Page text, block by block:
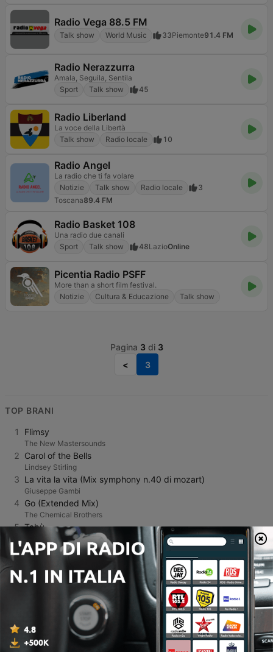
Radio Vega 88.5 FM
Talk show World Music 33Piemonte91.4 FM
Radio Nerazzurra
Amala, Seguila, Sentila
Sport
Talk show 45
Radio Liberland
La voce della Libertà
Talk show
Radio locale 10
Radio Angel
La radio che ti fa volare
Notizie
Talk show Radio locale
3
Toscana89.4 FM
Radio Basket 108
Una radio due canali
Sport
Talk show 48LazioOnline
Picentia Radio PSFF
More than a short film festival.
Notizie
Cultura & Educazione Talk show
Pagina 3di 3
<
3
TOP BRANI
1 Flimsy
The New Mastersounds
2 Carol of the Bells
Lindsey Stirling
3 La vita la vita (Mix symphony n.40 di mozart)
Giuseppe Gambi
4 Go (Extended Mix)
The Chemical Brothers
5 Tabù
Serena Brancale
6 Happy Soul
7 My One Safe Haven
Will Van De Crommert
BalloonPlanet
9 Por el Suelo
Manu Chao
10 Ho Imparato A Sognare (MTV Unplugged / Live)